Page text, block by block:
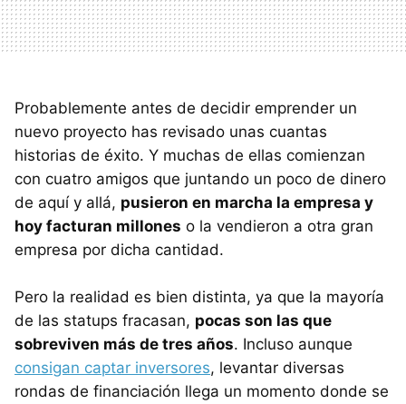
Probablemente antes de decidir emprender un
nuevo proyecto has revisado unas cuantas
historias de éxito. Y muchas de ellas comienzan
con cuatro amigos que juntando un poco de dinero
de aquí y allá, pusieron en marcha la empresa y
hoy facturan millones o la vendieron a otra gran
empresa por dicha cantidad.
Pero la realidad es bien distinta, ya que la mayoría
de las statups fracasan, pocas son las que
sobreviven más de tres años. Incluso aunque
consigan captar inversores, levantar diversas
rondas de financiación llega un momento donde se